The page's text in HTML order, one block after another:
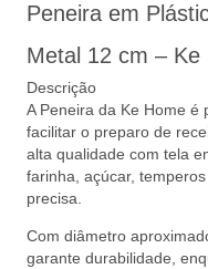
Peneira em
Metal 12 cm – Ke
Descrição
A Peneira da Ke Home é
facilitar o preparo de
alta qualidade com tela
farinha, açúcar,
precisa.
Com diâmetro
garante durabilidade,